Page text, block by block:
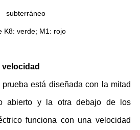
subterráneo
K8: verde; M1: rojo
velocidad
está diseñada con la mitad
abierto y la otra debajo de los
funciona con una velocidad